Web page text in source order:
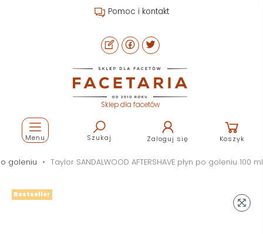
Pomoc i kontakt
Sklep dla facetów
Szukaj Zaloguj się Koszyk
Menu
goleniu Taylor SANDALWOOD AFTERSHAVE płyn po goleniu 100 ml
Bestseller